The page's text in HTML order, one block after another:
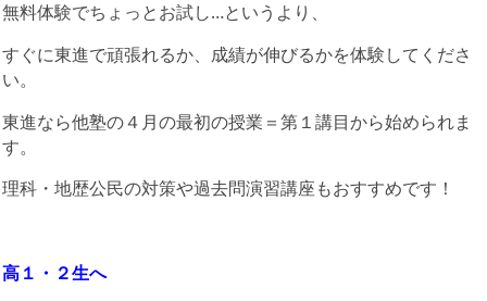
無料体験でちょっとお試し…というより、
すぐに東進で頑張れるか、成績が伸びるかを体験してくださ
い。
東進なら他塾の４月の最初の授業＝第１講目から始められま
す。
理科・地歴公民の対策や過去問演習講座もおすすめです！
高１・２生へ